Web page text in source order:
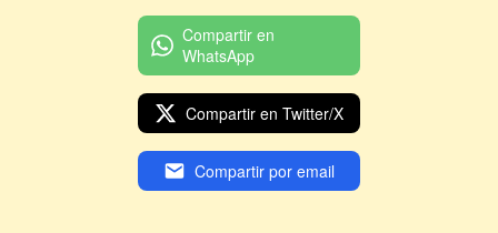
Compartir en
WhatsApp
Compartir en Twitter/X
Compartir por email